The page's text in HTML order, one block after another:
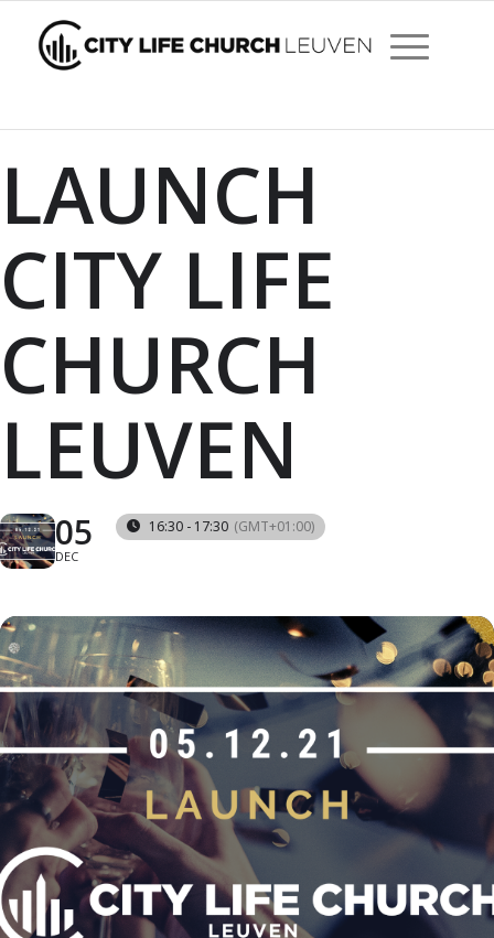
LAUNCH
CITY LIFE
CHURCH
LEUVEN
05
DEC
16:30 - 17:30 (GMT+01:00)